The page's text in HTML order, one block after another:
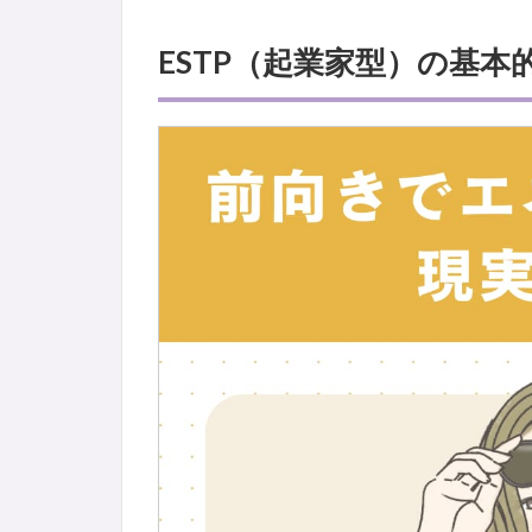
ESTP（起業家型）の基本